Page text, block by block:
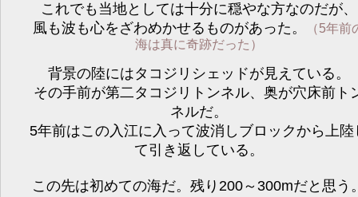
これでも当地としては十分に穏やな方なのだが、
風も波も心をざわめかせるものがあった。
（5年前
海は真に奇跡だった）
背景の陸にはタコジリシェッドが見えている。
その手前が第二タコジリトンネル、奥が穴床前ト
ネルだ。
5年前はこの入江に入って波消しブロックから上陸
て引き返している。
この先は初めての海だ。残り200～300mだと思う